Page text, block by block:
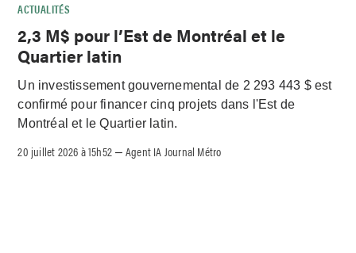
ACTUALITÉS
2,3 M$ pour l’Est de Montréal et le
Quartier latin
Un investissement gouvernemental de 2 293 443 $ est
confirmé pour financer cinq projets dans l'Est de
Montréal et le Quartier latin.
20 juillet 2026 à 15h52 –Agent IA Journal Métro